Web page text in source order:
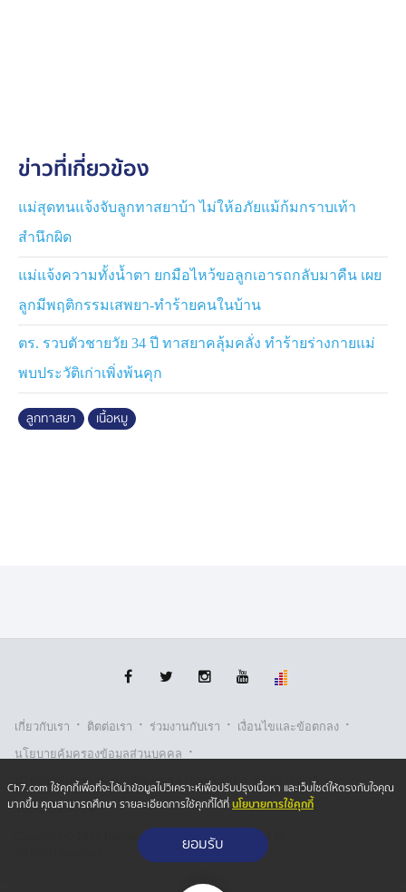
กระทั่งเนื้อหมูในตู้เย็น ก็เอาไปขาย เพื่อหาเงินมาเสพยา
เบื้องต้น เจ้าหน้าที่ ฝ่ายปกครองได้นำตรวจปัสสาวะ พบเป็นสี
ม่วง โดยนายออฟ ยอมรับว่า เสพยาบ้าเป็นประจำ เจ้าหน้าที่
ข่าวที่เกี่ยวข้อง
แม่สุดทนแจ้งจับลูกทาสยาบ้า ไม่ให้อภัยแม้ก้มกราบเท้า
สำนึกผิด
แม่แจ้งความทั้งน้ำตา ยกมือไหว้ขอลูกเอารถกลับมาคืน เผย
ลูกมีพฤติกรรมเสพยา-ทำร้ายคนในบ้าน
ตร. รวบตัวชายวัย 34 ปี ทาสยาคลุ้มคลั่ง ทำร้ายร่างกายแม่
พบประวัติเก่าเพิ่งพ้นคุก
ลูกทาสยา เนื้อหมู
เกี่ยวกับเรา · ติตต่อเรา · ร่วมงานกับเรา · เงื่อนไขและข้อตกลง ·
นโยบายคุ้มครองข้อมูลส่วนบุคคล ·
นโยบายคุ้มครองข้อมูลส่วนบุคคล (ออนไลน์) · นโยบายคุกกี้ ·
รับเรื่องร้องเรียน
Copyright © 2026 Bangkok Broadcasting & T.V. Co.,Ltd.
Ch7.com ใช้คุกกี้เพื่อที่จะได้นำข้อมูลไปวิเคราะห์เพื่อปรับปรุงเนื้อหา และเว็บไซต์ให้ตรงกับใจคุณ
มากขึ้น คุณสามารถศึกษา รายละเอียดการใช้คุกกี้ได้ที่นโยบายการใช้คุกกี้
ยอมรับ